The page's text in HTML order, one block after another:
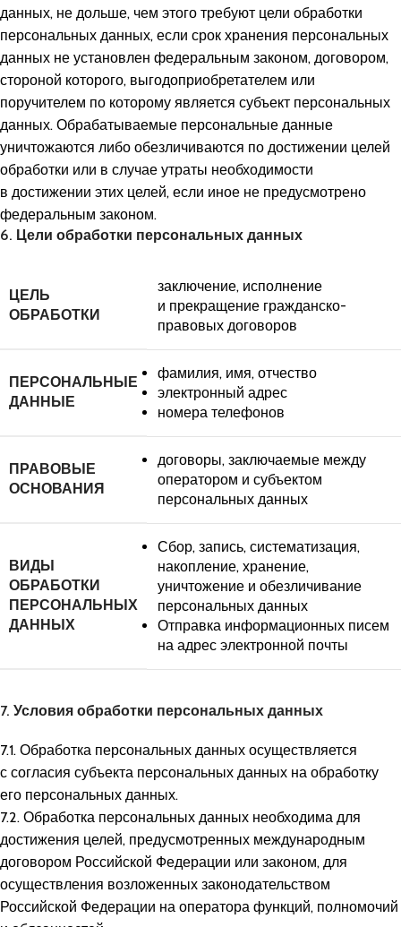
данных, не дольше, чем этого требуют цели обработки
персональных данных, если срок хранения персональных
данных не установлен федеральным законом, договором,
стороной которого, выгодоприобретателем или
поручителем по которому является субъект персональных
данных. Обрабатываемые персональные данные
уничтожаются либо обезличиваются по достижении целей
обработки или в случае утраты необходимости
в достижении этих целей, если иное не предусмотрено
федеральным законом.
6. Цели обработки персональных данных
ЦЕЛЬ
ОБРАБОТКИ
заключение, исполнение
и прекращение гражданско-
правовых договоров
ПЕРСОНАЛЬНЫЕ
ДАННЫЕ
фамилия, имя, отчество
электронный адрес
номера телефонов
ПРАВОВЫЕ
ОСНОВАНИЯ
договоры, заключаемые между
оператором и субъектом
персональных данных
ВИДЫ
ОБРАБОТКИ
ПЕРСОНАЛЬНЫХ
ДАННЫХ
Сбор, запись, систематизация,
накопление, хранение,
уничтожение и обезличивание
персональных данных
Отправка информационных писем
на адрес электронной почты
7. Условия обработки персональных данных
7.1. Обработка персональных данных осуществляется
с согласия субъекта персональных данных на обработку
его персональных данных.
7.2. Обработка персональных данных необходима для
достижения целей, предусмотренных международным
договором Российской Федерации или законом, для
осуществления возложенных законодательством
Российской Федерации на оператора функций, полномочий